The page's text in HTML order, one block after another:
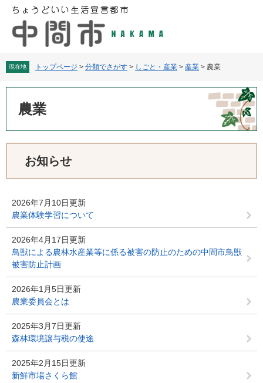
文
へ
現在地 トップページ > 分類でさがす > しごと・産業 > 産業 > 農業
農業
お知らせ
2026年7月10日更新
農業体験学習について
2026年4月17日更新
鳥獣による農林水産業等に係る被害の防止のための中間市鳥獣
被害防止計画
2026年1月5日更新
農業委員会とは
2025年3月7日更新
森林環境譲与税の使途
2025年2月15日更新
新鮮市場さくら館